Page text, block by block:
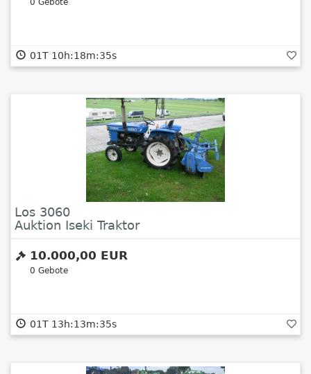
01T 10h:18m:34s
Los 3060
Auktion Iseki Traktor
10.000,00 EUR
0 Gebote
01T 13h:13m:34s